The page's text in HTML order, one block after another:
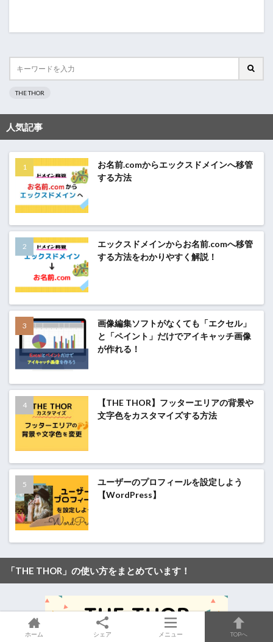
THE THOR
人気記事
お名前.comからエックスドメインへ移管
する方法
エックスドメインからお名前.comへ移管
する方法をわかりやすく解説！
画像編集ソフトがなくても「エクセル」
と「ペイント」だけでアイキャッチ画像
が作れる！
【THE THOR】フッターエリアの背景や
文字色をカスタマイズする方法
ユーザーのプロフィールを設定しよう
【WordPress】
「THE THOR」の使い方をまとめています！
ホーム シェア メニュー TOPへ